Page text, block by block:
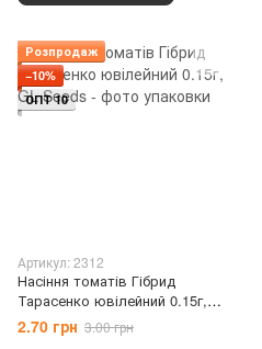
Розпродаж
−10%
ОПТ 10
Артикул: 2312
Насіння томатів Гібрид
Тарасенко ювілейний 0.15г,
GL Seeds
2.70 грн 3.00 грн